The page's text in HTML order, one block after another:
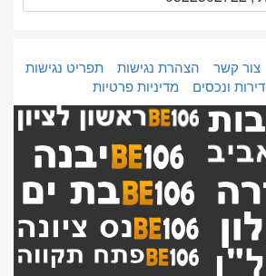
צור קשר הצהרת נגישות
תפריט נגישות
דירות ונכסים
מדיניות פרטיות